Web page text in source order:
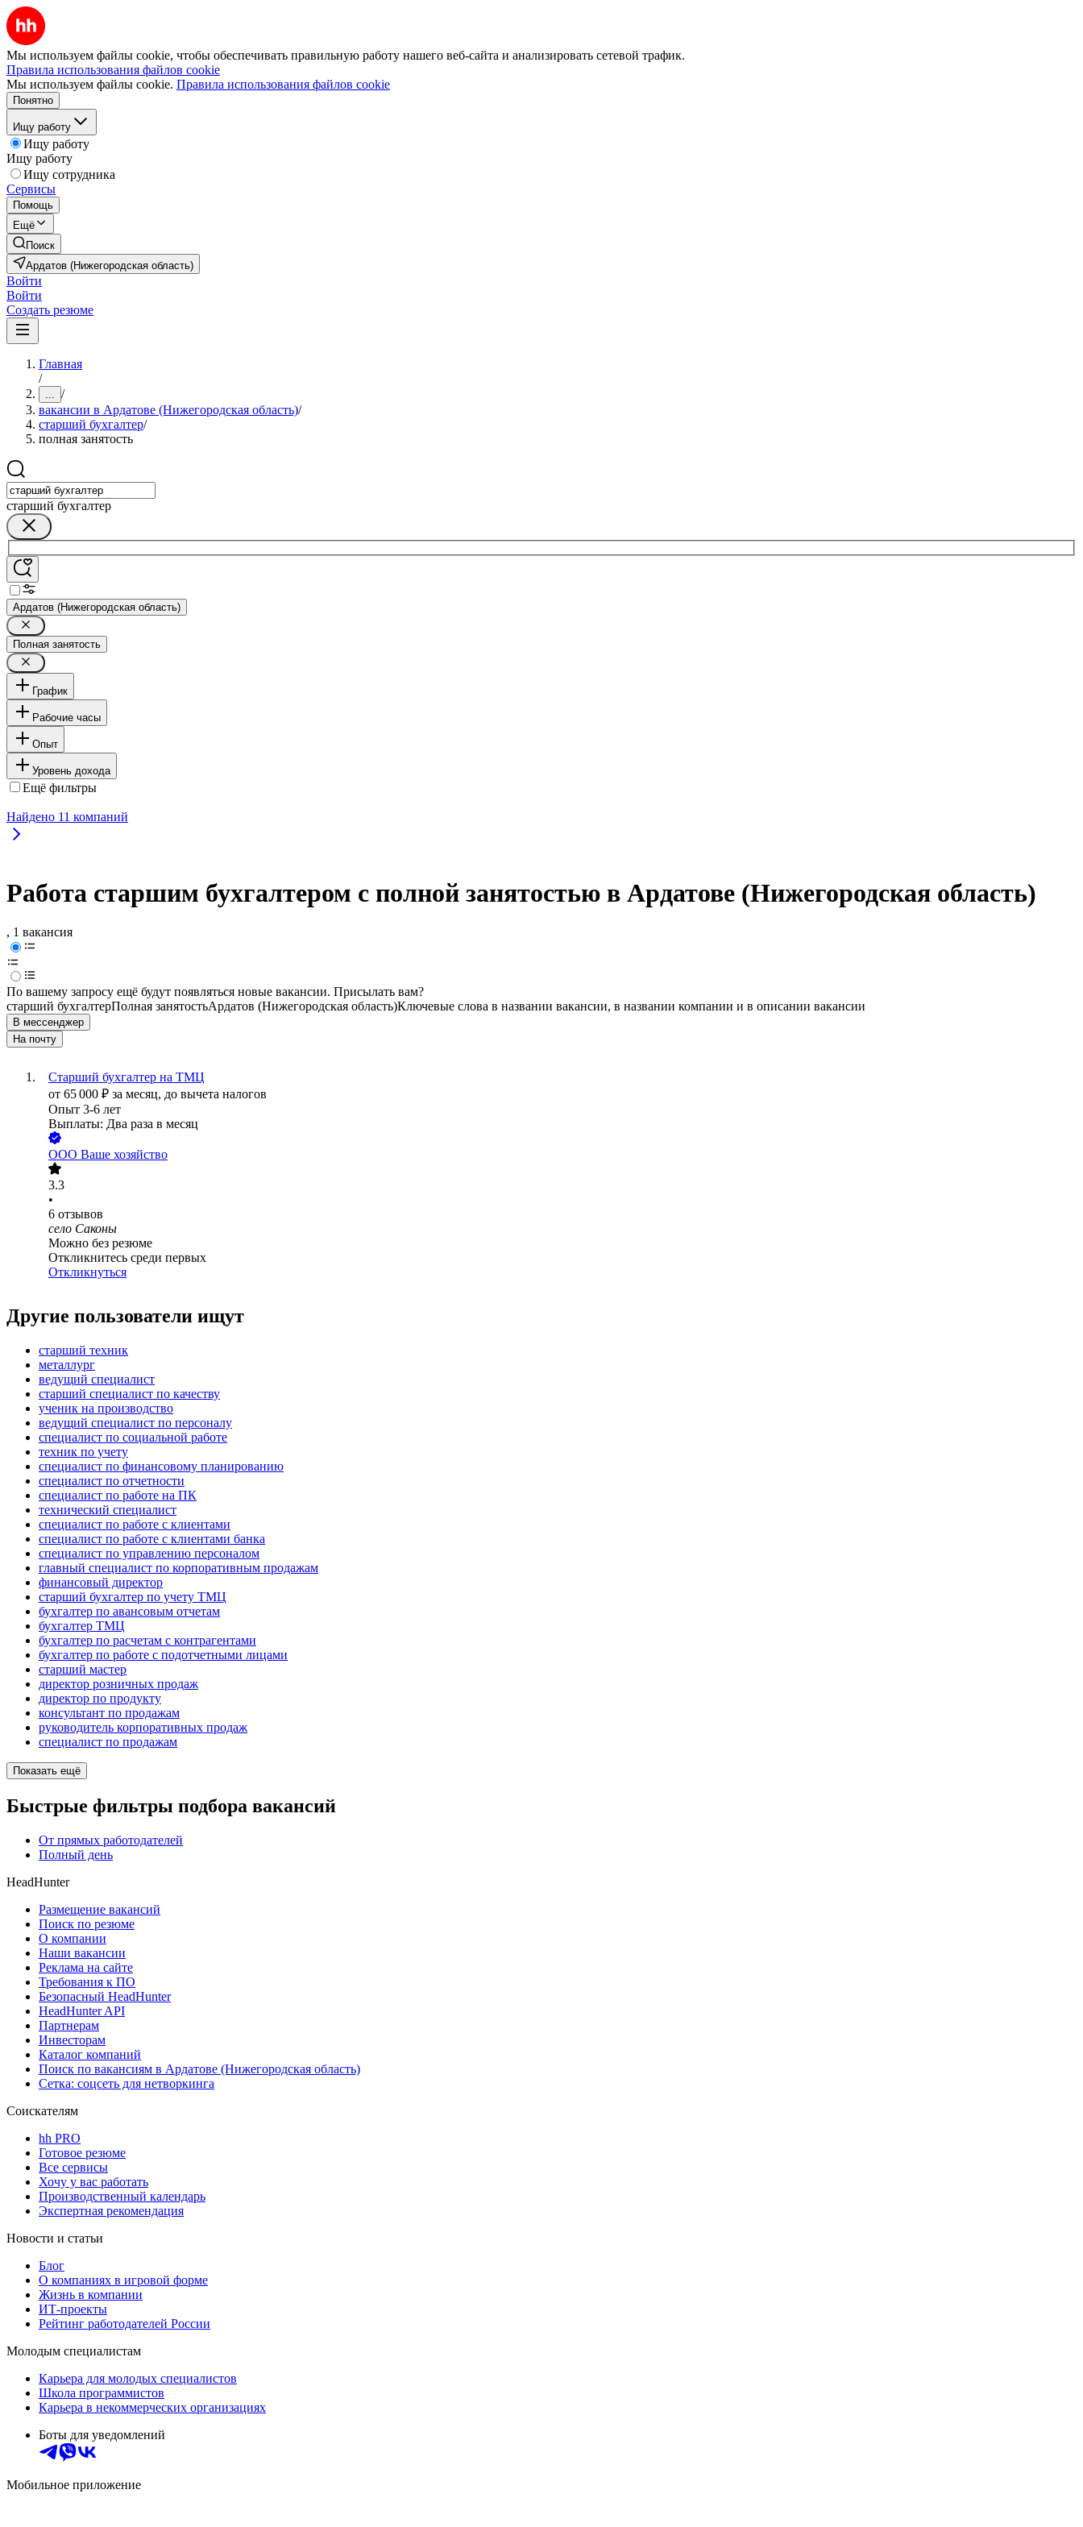
Мы используем файлы cookie, чтобы обеспечивать правильную работу нашего веб-сайта и анализировать сетевой трафик.
Правила использования файлов cookie
Мы используем файлы cookie. Правила использования файлов cookie
Понятно
Ищу работу
Ищу работу
Ищу работу
Ищу сотрудника
Сервисы
Помощь
Ещё
Поиск
Ардатов (Нижегородская область)
Войти
Войти
Создать резюме
Главная
/
... /
вакансии в Ардатове (Нижегородская область)/
старший бухгалтер/
полная занятость
старший бухгалтер
Ардатов (Нижегородская область)
Полная занятость
График
Рабочие часы
Опыт
Уровень дохода
Ещё фильтры
Найдено 11 компаний
Работа старшим бухгалтером с полной занятостью в Ардатове (Нижегородская область)
, 1 вакансия
По вашему запросу ещё будут появляться новые вакансии. Присылать вам?
старший бухгалтерПолная занятостьАрдатов (Нижегородская область)Ключевые слова в названии вакансии, в названии компании и в описании вакансии
В мессенджер
На почту
Старший бухгалтер на ТМЦ
от 65 000 ₽ за месяц, до вычета налогов
Опыт 3-6 лет
Выплаты: Два раза в месяц
ООО Ваше хозяйство
3.3
•
6 отзывов
село Саконы
Можно без резюме
Откликнитесь среди первых
Откликнуться
Другие пользователи ищут
старший техник
металлург
ведущий специалист
старший специалист по качеству
ученик на производство
ведущий специалист по персоналу
специалист по социальной работе
техник по учету
специалист по финансовому планированию
специалист по отчетности
специалист по работе на ПК
технический специалист
специалист по работе с клиентами
специалист по работе с клиентами банка
специалист по управлению персоналом
главный специалист по корпоративным продажам
финансовый директор
старший бухгалтер по учету ТМЦ
бухгалтер по авансовым отчетам
бухгалтер ТМЦ
бухгалтер по расчетам с контрагентами
бухгалтер по работе с подотчетными лицами
старший мастер
директор розничных продаж
директор по продукту
консультант по продажам
руководитель корпоративных продаж
специалист по продажам
Показать ещё
Быстрые фильтры подбора вакансий
От прямых работодателей
Полный день
HeadHunter
Размещение вакансий
Поиск по резюме
О компании
Наши вакансии
Реклама на сайте
Требования к ПО
Безопасный HeadHunter
HeadHunter API
Партнерам
Инвесторам
Каталог компаний
Поиск по вакансиям в Ардатове (Нижегородская область)
Сетка: соцсеть для нетворкинга
Соискателям
hh PRO
Готовое резюме
Все сервисы
Хочу у вас работать
Производственный календарь
Экспертная рекомендация
Новости и статьи
Блог
О компаниях в игровой форме
Жизнь в компании
ИТ-проекты
Рейтинг работодателей России
Молодым специалистам
Карьера для молодых специалистов
Школа программистов
Карьера в некоммерческих организациях
Боты для уведомлений
Мобильное приложение